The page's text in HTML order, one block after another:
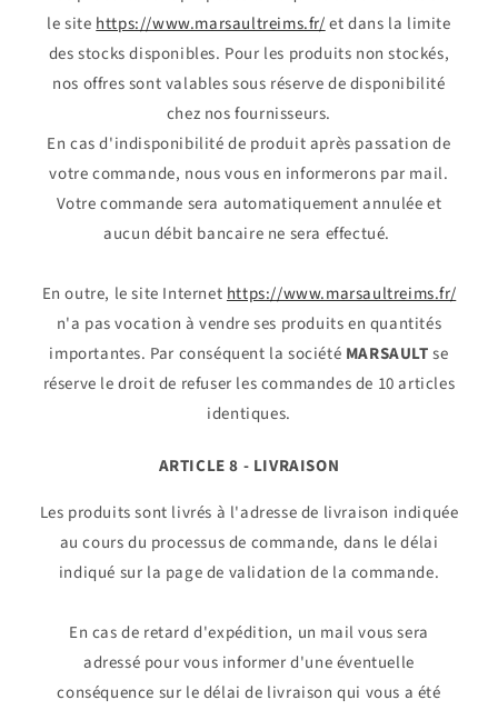
le sitehttps://www.marsaultreims.fr/et dans la limite
des stocks disponibles. Pour les produits non stockés,
nos offres sont valables sous réserve de disponibilité
chez nos fournisseurs.
En cas d'indisponibilité de produit après passation de
votre commande, nous vous en informerons par mail.
Votre commande sera automatiquement annulée et
aucun débit bancaire ne sera effectué.
En outre, le site Internethttps://www.marsaultreims.fr/
n'a pas vocation à vendre ses produits en quantités
importantes. Par conséquent la société MARSAULTse
réserve le droit de refuser les commandes de 10 articles
identiques.
ARTICLE 8 - LIVRAISON
Les produits sont livrés à l'adresse de livraison indiquée
au cours du processus de commande, dans le délai
indiqué sur la page de validation de la commande.
En cas de retard d'expédition, un mail vous sera
adressé pour vous informer d'une éventuelle
conséquence sur le délai de livraison qui vous a été